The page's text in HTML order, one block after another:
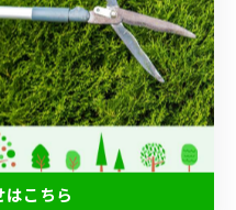
と作業の質やアフターサ
め、料金だけでなく「剪
も総合的に判断しましょ
はこちら